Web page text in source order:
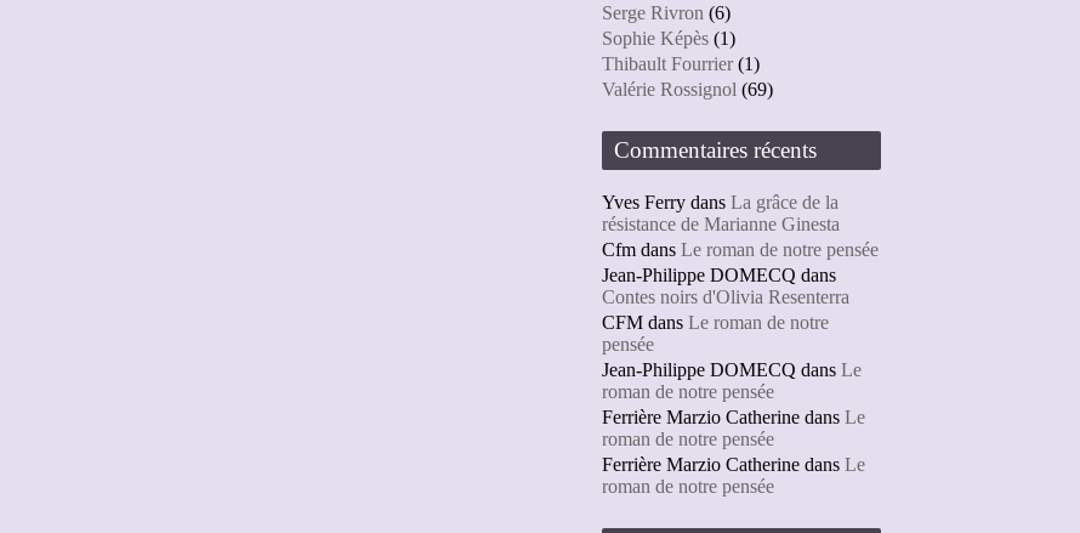
Serge Rivron (6)
Sophie Képès(1)
Thibault Fourrier(1)
Valérie Rossignol (69)
Commentaires récents
Yves Ferrydans La grâce de la
résistance de Marianne Ginesta
Cfmdans Le roman de notre pensée
Jean-Philippe DOMECQ dans
Contes noirs d'Olivia Resenterra
CFMdans Le roman de notre
pensée
Jean-Philippe DOMECQ dans Le
roman de notre pensée
Ferrière Marzio Catherinedans Le
roman de notre pensée
Ferrière Marzio Catherinedans Le
roman de notre pensée